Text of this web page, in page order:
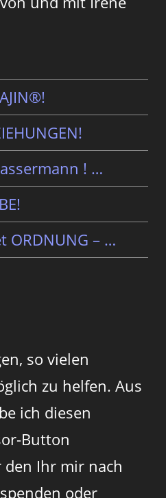
! …
ORDNUNG – …
so vielen
zu helfen. Aus
ich diesen
Button
Ihr mir nach
oder